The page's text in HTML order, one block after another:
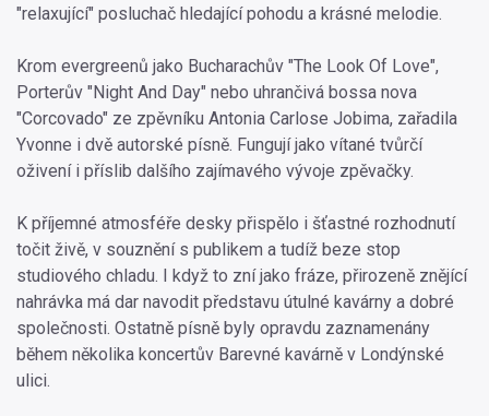
"relaxující" posluchač hledající pohodu a krásné melodie.
Krom evergreenů jako Bucharachův "The Look Of Love",
Porterův "Night And Day" nebo uhrančivá bossa nova
"Corcovado" ze zpěvníku Antonia Carlose Jobima, zařadila
Yvonne i dvě autorské písně. Fungují jako vítané tvůrčí
oživení i příslib dalšího zajímavého vývoje zpěvačky.
K příjemné atmosféře desky přispělo i šťastné rozhodnutí
točit živě, v souznění s publikem a tudíž beze stop
studiového chladu. I když to zní jako fráze, přirozeně znějící
nahrávka má dar navodit představu útulné kavárny a dobré
společnosti. Ostatně písně byly opravdu zaznamenány
během několika koncertův Barevné kavárně v Londýnské
ulici.